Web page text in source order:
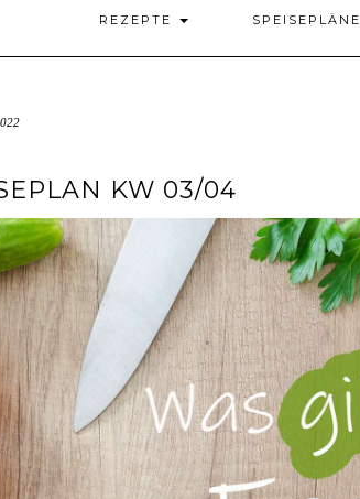
REZEPTE SPEISEPLÄNE
KW 03/04